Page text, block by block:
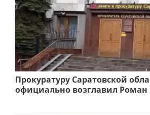
Прокуратуру Саратовской
официально возглавил Роман